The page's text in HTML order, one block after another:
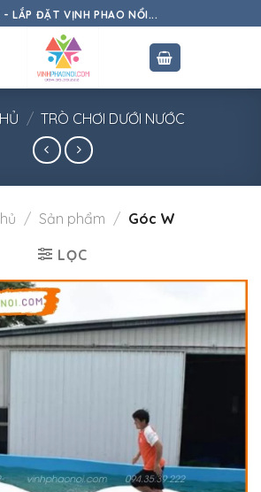
LẮP ĐẶT VỊNH PHAO NỔI...
/ TRÒ CHƠI DƯỚI NƯỚC
/ Sản phẩm / Góc W
LỌC